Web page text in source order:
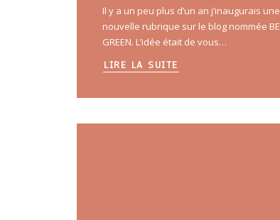
Il y a un peu plus d’un an j’inaugurais une
nouvelle rubrique sur le blog nommée BE
GREEN. L’idée était de vous…
LIRE LA SUITE